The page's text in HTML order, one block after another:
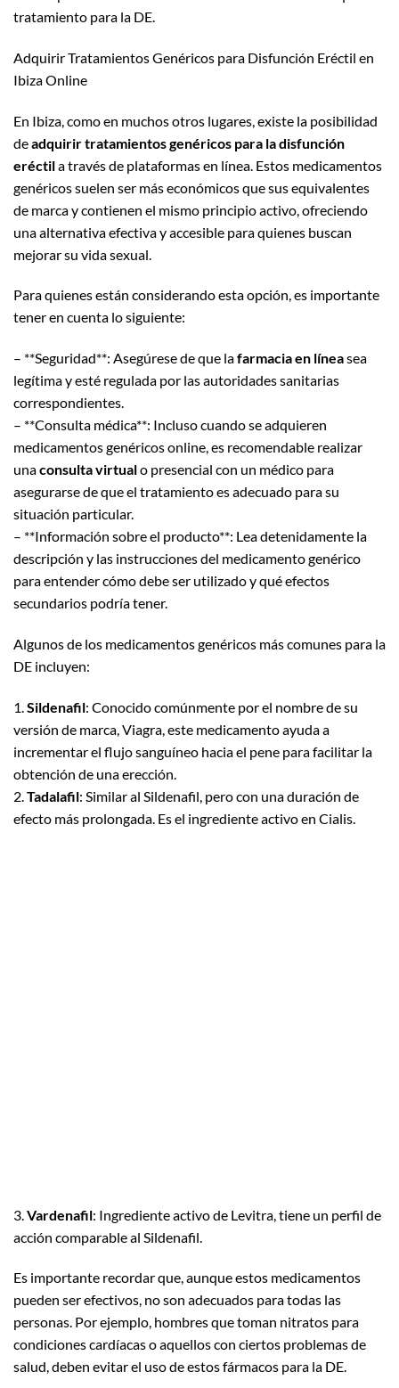
tratamiento para la DE.
Adquirir Tratamientos Genéricos para Disfunción Eréctil en
Ibiza Online
En Ibiza, como en muchos otros lugares, existe la posibilidad
deadquirir tratamientos genéricos para la disfunción
eréctila través de plataformas en línea. Estos medicamentos
genéricos suelen ser más económicos que sus equivalentes
de marca y contienen el mismo principio activo, ofreciendo
una alternativa efectiva y accesible para quienes buscan
mejorar su vida sexual.
Para quienes están considerando esta opción, es importante
tener en cuenta lo siguiente:
– **Seguridad**: Asegúrese de que lafarmacia en líneasea
legítima y esté regulada por las autoridades sanitarias
correspondientes.
– **Consulta médica**: Incluso cuando se adquieren
medicamentos genéricos online, es recomendable realizar
unaconsulta virtualo presencial con un médico para
asegurarse de que el tratamiento es adecuado para su
situación particular.
– **Información sobre el producto**: Lea detenidamente la
descripción y las instrucciones del medicamento genérico
para entender cómo debe ser utilizado y qué efectos
secundarios podría tener.
Algunos de los medicamentos genéricos más comunes para la
DE incluyen:
1. Sildenafil: Conocido comúnmente por el nombre de su
versión de marca, Viagra, este medicamento ayuda a
incrementar el flujo sanguíneo hacia el pene para facilitar la
obtención de una erección.
2. Tadalafil: Similar al Sildenafil, pero con una duración de
efecto más prolongada. Es el ingrediente activo en Cialis.
3. Vardenafil: Ingrediente activo de Levitra, tiene un perfil de
acción comparable al Sildenafil.
Es importante recordar que, aunque estos medicamentos
pueden ser efectivos, no son adecuados para todas las
personas. Por ejemplo, hombres que toman nitratos para
condiciones cardíacas o aquellos con ciertos problemas de
salud, deben evitar el uso de estos fármacos para la DE.